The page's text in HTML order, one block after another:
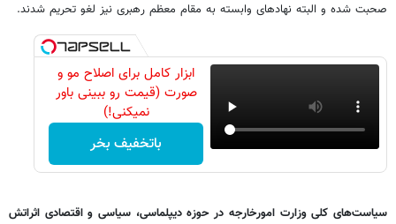
صحبت شده و البته نهادهای وابسته به مقام معظم رهبری نیز لغو تحریم شدند.
ابزار کامل برای اصلاح مو و
صورت (قیمت رو ببینی باور
نمیکنی!)
باتخفیف بخر
سیاست‌های کلی وزارت امورخارجه در حوزه دیپلماسی، سیاسی و اقتصادی اثراتش